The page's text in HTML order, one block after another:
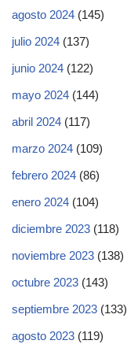
agosto 2024 (145)
julio 2024 (137)
junio 2024 (122)
mayo 2024 (144)
abril 2024 (117)
marzo 2024 (109)
febrero 2024 (86)
enero 2024 (104)
diciembre 2023 (118)
noviembre 2023 (138)
octubre 2023 (143)
septiembre 2023 (133)
agosto 2023 (119)